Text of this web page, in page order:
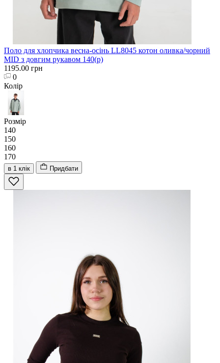
Поло для хлопчика весна-осінь LL8045 котон оливка/чорний
MID з довгим рукавом 140(р)
1195.00 грн
0
Колір
Розмір
140
150
160
170
в 1 клік Придбати